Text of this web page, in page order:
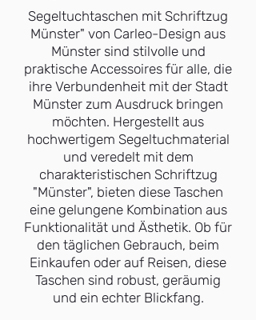
Segeltuchtaschen mit Schriftzug
Münster" von Carleo-Design aus
Münster sind stilvolle und
praktische Accessoires für alle, die
ihre Verbundenheit mit der Stadt
Münster zum Ausdruck bringen
möchten. Hergestellt aus
hochwertigem Segeltuchmaterial
und veredelt mit dem
charakteristischen Schriftzug
"Münster", bieten diese Taschen
eine gelungene Kombination aus
Funktionalität und Ästhetik. Ob für
den täglichen Gebrauch, beim
Einkaufen oder auf Reisen, diese
Taschen sind robust, geräumig
und ein echter Blickfang.